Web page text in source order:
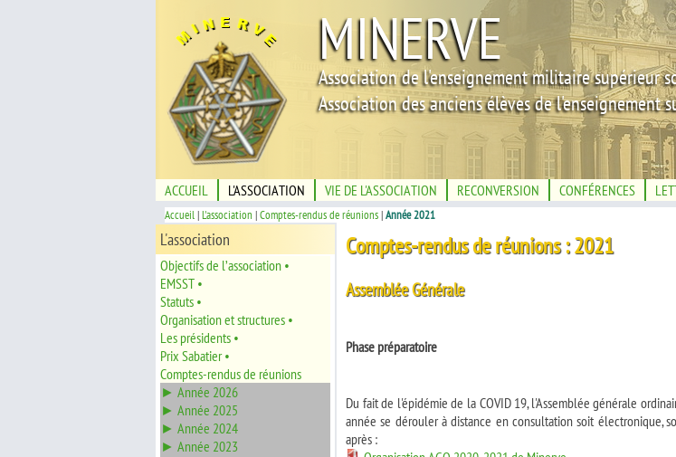
Association de l'enseignement militaire supérieur
Association des anciens élèves de l'enseignement
MINERVE
ACCUEIL L'ASSOCIATION VIE DE L'ASSOCIATION RECONVERSION CONFÉRENCES
Accueil|L'association |Comptes-rendus de réunions|Année 2021
L'association
Objectifs de l’association •
EMSST •
Statuts •
Organisation et structures •
Les présidents •
Prix Sabatier •
Comptes-rendus de réunions
► Année 2026
► Année 2025
► Année 2024
► Année 2023
Comptes-rendus de réunions : 2021
Assemblée Générale
Phase préparatoire
Du fait de l'épidémie de la COVID 19, l'Assemblée générale
année se dérouler à distance en consultation soit électronique,
après :